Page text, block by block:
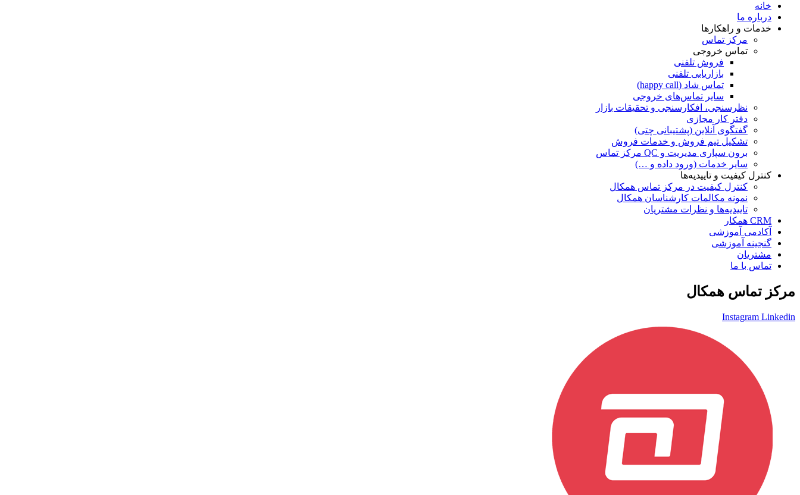
خانه
درباره ما
خدمات و راهکارها
مرکز تماس
تماس خروجی
فروش تلفنی
بازاریابی تلفنی
تماس شاد (happy call)
سایر تماس‌های خروجی
نظرسنجی، افکارسنجی و تحقیقات بازار
دفتر کار مجازی
گفتگوی آنلاین (پشتیبانی چتی)
تشکیل تیم فروش و خدمات فروش
برون سپاری مدیریت و QC مرکز تماس
سایر خدمات (ورود داده و …)
کنترل کیفیت و تاییدیه‌ها
کنترل کیفیت در مرکز تماس همکال
نمونه مکالمات کارشناسان همکال
تاییدیه‌ها و نظرات مشتریان
CRM همکار
آکادمی آموزشی
گنجینه آموزشی
مشتریان
تماس با ما
مرکز تماس همکال
Instagram Linkedin